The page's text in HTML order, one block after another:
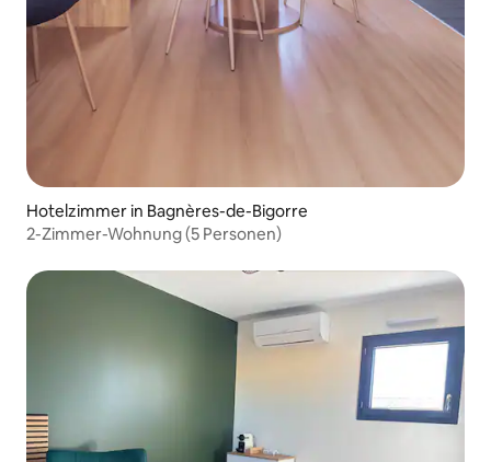
Hotelzimmer in Bagnères-de-Bigorre
2-Zimmer-Wohnung (5 Personen)